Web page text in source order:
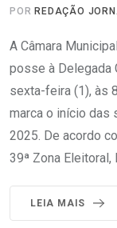
PORREDAÇÃO
A Câmara
posse à Delegada
sexta-feira (1), às
marca o início
2025. De acordo
39ª Zona Eleitoral,
LEIA MAIS